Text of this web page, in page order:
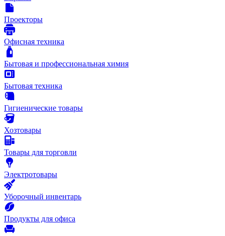
Проекторы
Офисная техника
Бытовая и профессиональная химия
Бытовая техника
Гигиенические товары
Хозтовары
Товары для торговли
Электротовары
Уборочный инвентарь
Продукты для офиса